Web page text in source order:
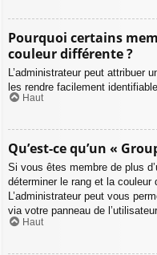
Pourquoi certains
couleur différente ?
L’administrateur peut attribuer
les rendre facilement
Haut
Qu’est-ce qu’un «
Si vous êtes membre de plus
déterminer le rang et la couleur
L’administrateur peut vous
via votre panneau de
Haut